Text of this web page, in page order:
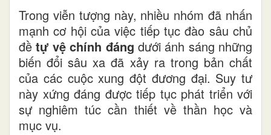
Trong viễn tượng này, nhiều nhóm đã nhấn
mạnh cơ hội của việc tiếp tục đào sâu chủ
đềtự vệ chính đáng dưới ánh sáng những
biến đổi sâu xa đã xảy ra trong bản chất
của các cuộc xung đột đương đại. Suy tư
này xứng đáng được tiếp tục phát triển với
sự nghiêm túc cần thiết về thần học và
mục vụ.